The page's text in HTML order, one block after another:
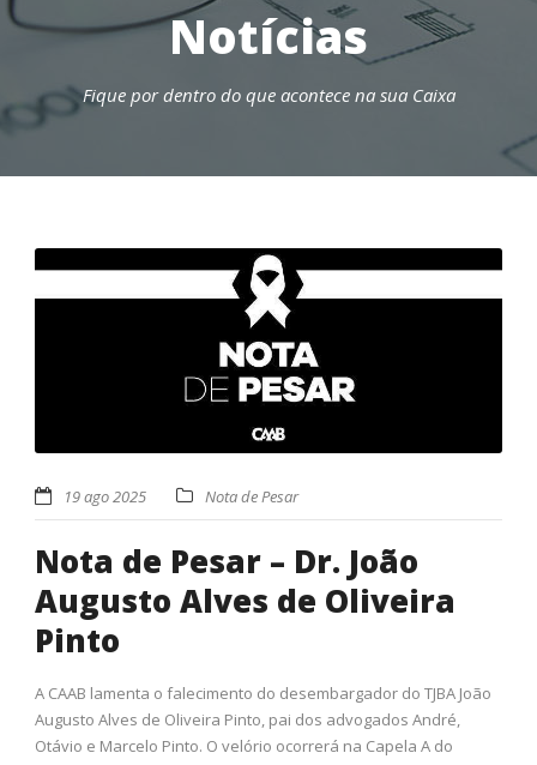
Notícias
Fique por dentro do que acontece na sua Caixa
19 ago 2025 Nota de Pesar
Nota de Pesar – Dr. João
Augusto Alves de Oliveira
Pinto
A CAAB lamenta o falecimento do desembargador do TJBA João
Augusto Alves de Oliveira Pinto, pai dos advogados André,
Otávio e Marcelo Pinto. O velório ocorrerá na Capela A do